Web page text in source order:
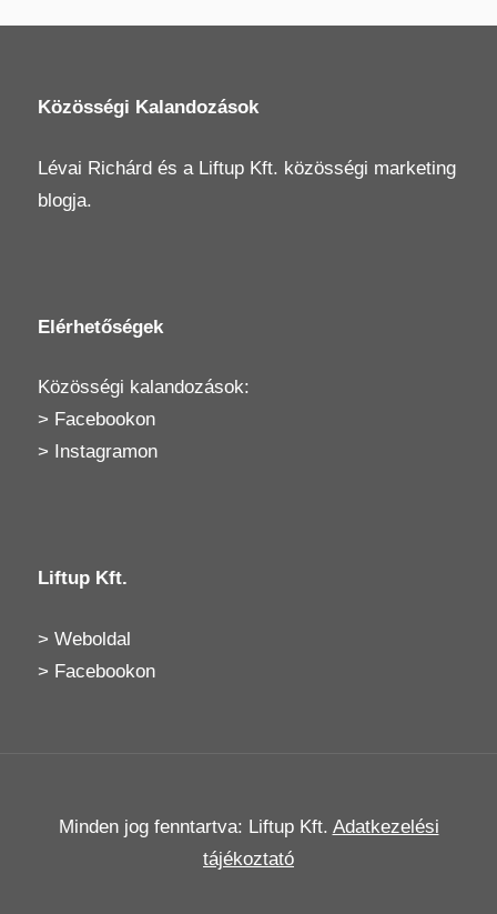
Közösségi Kalandozások
Lévai Richárd és a Liftup Kft. közösségi marketing
blogja.
Elérhetőségek
Közösségi kalandozások:
> Facebookon
>
Instagramon
Liftup Kft.
> Weboldal
> Facebookon
Minden jog fenntartva: Liftup Kft. Adatkezelési
tájékoztató